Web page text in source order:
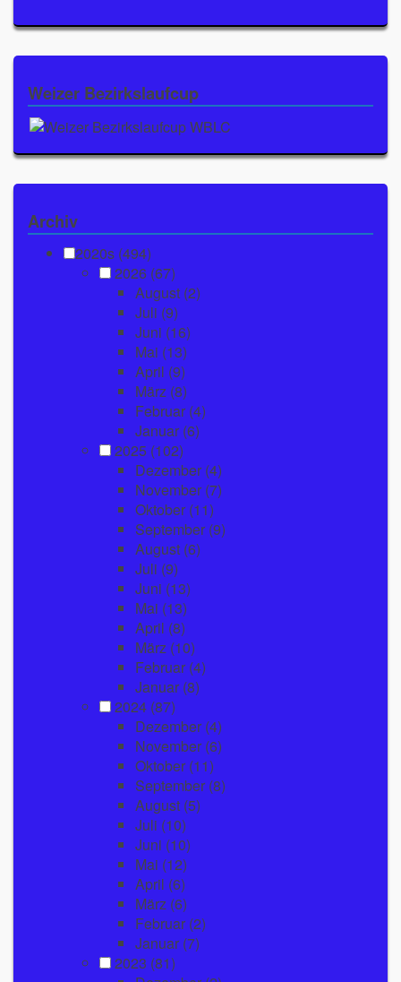
Weizer Bezirkslaufcup
Archiv
2020s (494)
2026 (67)
August (2)
Juli (9)
Juni (16)
Mai (13)
April (9)
März (8)
Februar (4)
Januar (6)
2025 (102)
Dezember (4)
November (7)
Oktober (11)
September (9)
August (6)
Juli (9)
Juni (13)
Mai (13)
April (8)
März (10)
Februar (4)
Januar (8)
2024 (87)
Dezember (4)
November (6)
Oktober (11)
September (8)
August (5)
Juli (10)
Juni (10)
Mai (12)
April (6)
März (6)
Februar (2)
Januar (7)
2023 (81)